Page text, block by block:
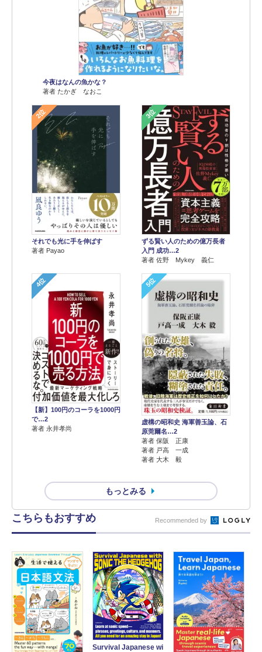
今夜はなんの魚かな？
著者 たかぎ なおこ
2位
それでも光に手を伸ばす
著者 Payao
3位
ずる賢い人のための億万長者
入門 成功…2
著者 佐野 Mykey 義仁
4位
【新】100円のコーラを1000円
で…2
著者 永井孝尚
5位
虚構の昭和史 海軍善玉論、石
原莞爾名…2
著者 保阪 正康
著者 戸高 一成
著者 大木 毅
もっとみる
こちらもおすすめ Recommended by
Survival Japanese wi